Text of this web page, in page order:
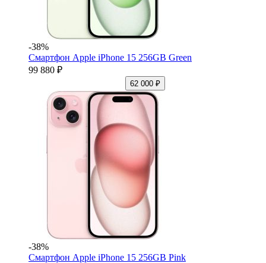
-38%
Смартфон Apple iPhone 15 256GB Green
99 880 ₽
62 000 ₽
-38%
Смартфон Apple iPhone 15 256GB Pink